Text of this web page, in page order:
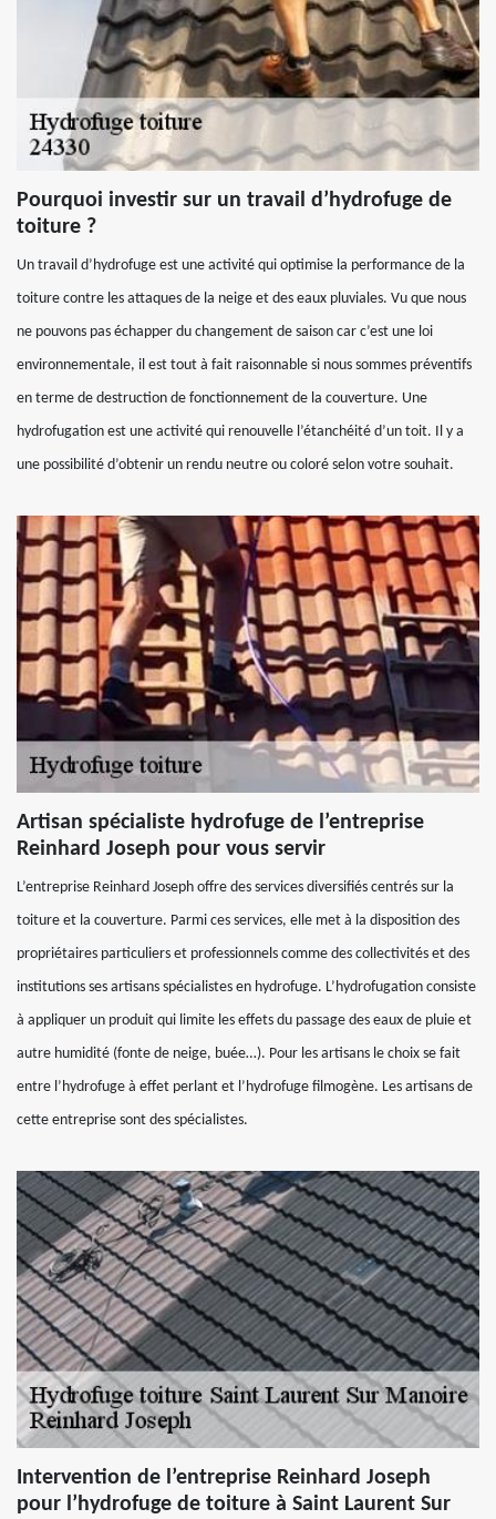
Pourquoi investir sur un travail d’hydrofuge de
toiture ?
Un travail d’hydrofuge est une activité qui optimise la performance de la
toiture contre les attaques de la neige et des eaux pluviales. Vu que nous
ne pouvons pas échapper du changement de saison car c’est une loi
environnementale, il est tout à fait raisonnable si nous sommes préventifs
en terme de destruction de fonctionnement de la couverture. Une
hydrofugation est une activité qui renouvelle l’étanchéité d’un toit. Il y a
une possibilité d’obtenir un rendu neutre ou coloré selon votre souhait.
Artisan spécialiste hydrofuge de l’entreprise
Reinhard Joseph pour vous servir
L’entreprise Reinhard Joseph offre des services diversifiés centrés sur la
toiture et la couverture. Parmi ces services, elle met à la disposition des
propriétaires particuliers et professionnels comme des collectivités et des
institutions ses artisans spécialistes en hydrofuge. L’hydrofugation consiste
à appliquer un produit qui limite les effets du passage des eaux de pluie et
autre humidité (fonte de neige, buée…). Pour les artisans le choix se fait
entre l’hydrofuge à effet perlant et l’hydrofuge filmogène. Les artisans de
cette entreprise sont des spécialistes.
Intervention de l’entreprise Reinhard Joseph
pour l’hydrofuge de toiture à Saint Laurent Sur